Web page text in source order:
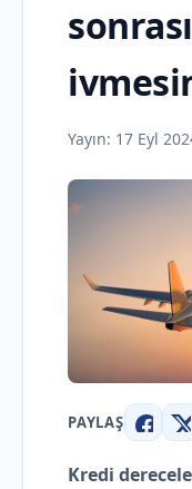
Yayın: 17 Eyl
PAYLAŞ
X
Kredi